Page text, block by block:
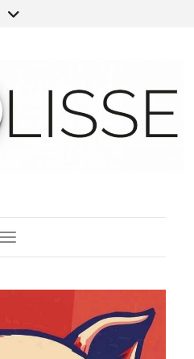
Toggle Navigation